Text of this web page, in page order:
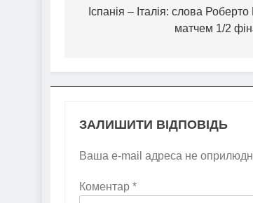
записів
Іспанія – Італія: слова
матчем 1/2
ЗАЛИШИТИ ВІДПОВІДЬ
Ваша e-mail адреса не
Коментар *